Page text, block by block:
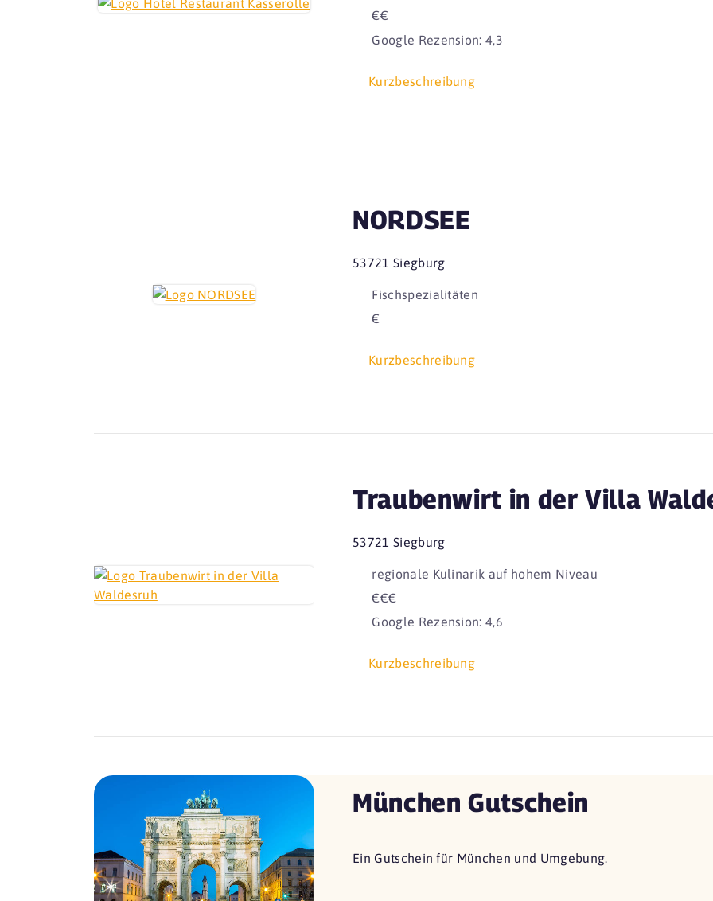
€€
Google Rezension: 4,3
Kurzbeschreibung
NORDSEE
53721 Siegburg
Fischspezialitäten
€
Kurzbeschreibung
Traubenwirt in der Villa
53721 Siegburg
regionale Kulinarik auf hohem Niveau
€€€
Google Rezension: 4,6
Kurzbeschreibung
München Gutschein
Ein Gutschein für München und Umgebung.